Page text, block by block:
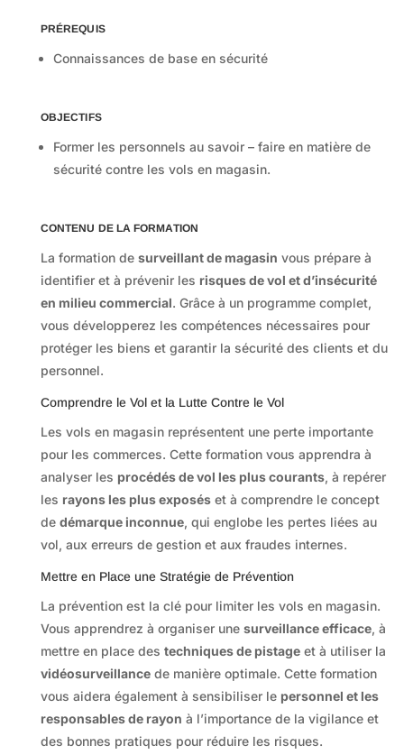
PRÉREQUIS
Connaissances de base en sécurité
OBJECTIFS
Former les personnels au savoir – faire en matière de
sécurité contre les vols en magasin.
CONTENU DE LA FORMATION
La formation de surveillant de magasin vous prépare à
identifier et à prévenir les risques de vol et d’insécurité
en milieu commercial. Grâce à un programme complet,
vous développerez les compétences nécessaires pour
protéger les biens et garantir la sécurité des clients et du
personnel.
Comprendre le Vol et la Lutte Contre le Vol
Les vols en magasin représentent une perte importante
pour les commerces. Cette formation vous apprendra à
analyser les procédés de vol les plus courants, à repérer
les rayons les plus exposés et à comprendre le concept
de démarque inconnue, qui englobe les pertes liées au
vol, aux erreurs de gestion et aux fraudes internes.
Mettre en Place une Stratégie de Prévention
La prévention est la clé pour limiter les vols en magasin.
Vous apprendrez à organiser une surveillance efficace, à
mettre en place des techniques de pistage et à utiliser la
vidéosurveillance de manière optimale. Cette formation
vous aidera également à sensibiliser le personnel et les
responsables de rayon à l’importance de la vigilance et
des bonnes pratiques pour réduire les risques.